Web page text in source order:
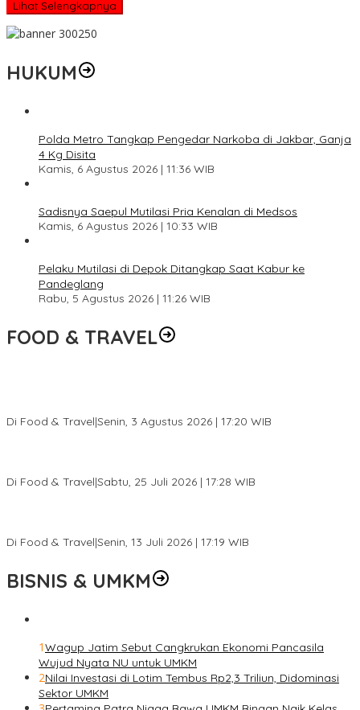
Lihat Selengkapnya
HUKUM
Polda Metro Tangkap Pengedar Narkoba di Jakbar, Ganja
4 Kg Disita
Kamis, 6 Agustus 2026 | 11:36 WIB
Sadisnya Saepul Mutilasi Pria Kenalan di Medsos
Kamis, 6 Agustus 2026 | 10:33 WIB
Pelaku Mutilasi di Depok Ditangkap Saat Kabur ke
Pandeglang
Rabu, 5 Agustus 2026 | 11:26 WIB
FOOD & TRAVEL
Di Food & Travel|Senin, 3 Agustus 2026 | 17:20 WIB
Di Food & Travel|Sabtu, 25 Juli 2026 | 17:28 WIB
Di Food & Travel|Senin, 13 Juli 2026 | 17:19 WIB
BISNIS & UMKM
1Wagup Jatim Sebut Cangkrukan Ekonomi Pancasila
Wujud Nyata NU untuk UMKM
2Nilai Investasi di Lotim Tembus Rp2,3 Triliun, Didominasi
Sektor UMKM